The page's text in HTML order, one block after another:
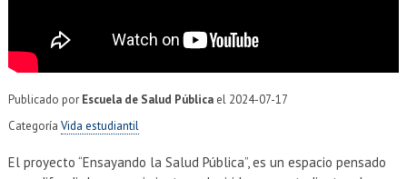
Publicado por Escuela de Salud Públicael 2024-07-17
Categoría Vida estudiantil
El proyecto “Ensayando la Salud Pública”, es un espacio pensado